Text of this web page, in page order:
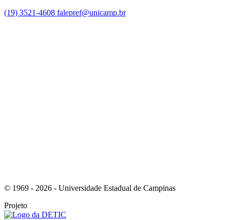
(19) 3521-4608 falepref@unicamp.br
© 1969 - 2026 - Universidade Estadual de Campinas
Projeto